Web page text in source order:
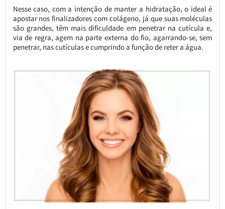
Nesse caso, com a intenção de manter a hidratação, o ideal é
apostar nos finalizadores com colágeno, já que suas moléculas
são grandes, têm mais dificuldade em penetrar na cutícula e,
via de regra, agem na parte externa do fio, agarrando-se, sem
penetrar, nas cutículas e cumprindo a função de reter a água.